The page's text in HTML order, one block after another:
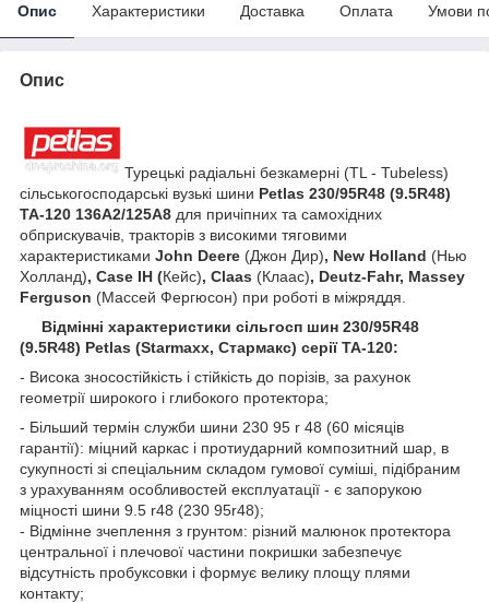
Опис Характеристики Доставка Оплата Умови
Опис
Турецькі радіальні безкамерні (TL - Tubeless)
сільськогосподарські вузькі шини Petlas 230/95R48 (9.5R48)
TA-120 136А2/125А8 для причіпних та самохідних
обприскувачів, тракторів з високими тяговими
характеристиками John Deere (Джон Дир), New Holland (Нью
Холланд), Case IH (Кейс), Claas (Клаас), Deutz-Fahr, Massey
Ferguson (Массей Фергюсон) при роботі в міжряддя.
Відмінні характеристики сільгосп шин 230/95R48
(9.5R48) Petlas (Starmaxx, Стармакс) серії ТА-120:
- Висока зносостійкість і стійкість до порізів, за рахунок
геометрії широкого і глибокого протектора;
- Більший термін служби шини 230 95 r 48 (60 місяців
гарантії): міцний каркас і протиударний композитний шар, в
сукупності зі спеціальним складом гумової суміші, підібраним
з урахуванням особливостей експлуатації - є запорукою
міцності шини 9.5 r48 (230 95r48);
- Відмінне зчеплення з грунтом: різний малюнок протектора
центральної і плечової частини покришки забезпечує
відсутність пробуксовки і формує велику площу плями
контакту;